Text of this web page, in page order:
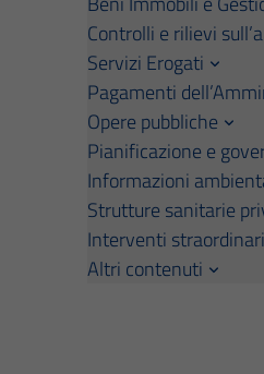
Controlli e rilievi
Servizi Erogati
Pagamenti
Opere pubbliche
Pianificazione e
Informazioni
Strutture sanitarie
Interventi
Altri contenuti